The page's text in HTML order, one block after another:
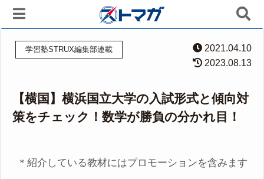
学習塾STRUX編集部連載
2021.04.10
2023.08.13
【横国】横浜国立大学の入試形式と傾向対
策をチェック！数学が勝負の分かれ目！
＊紹介している教材にはプロモーションを含みます